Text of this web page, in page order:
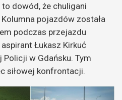
dowód, że chuligani
pojazdów została
podczas przejazdu
Łukasz Kirkuć
w Gdańsku. Tym
siłowej konfrontacji.